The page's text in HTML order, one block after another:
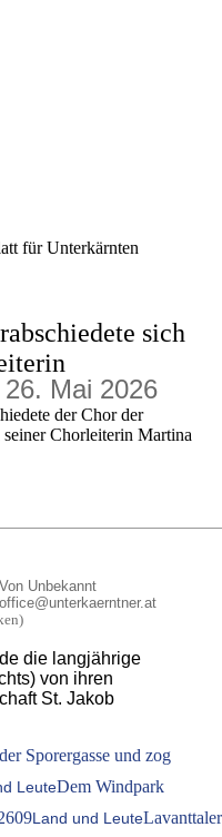
für Unterkärnten
sich
Mai 2026
der Chor der
Chorleiterin Martina
Von Unbekannt
office@unterkaerntner.at
die langjährige
von ihren
St. Jakob
Sporergasse und zog
LeuteDem Windpark
Land und LeuteLavanttaler